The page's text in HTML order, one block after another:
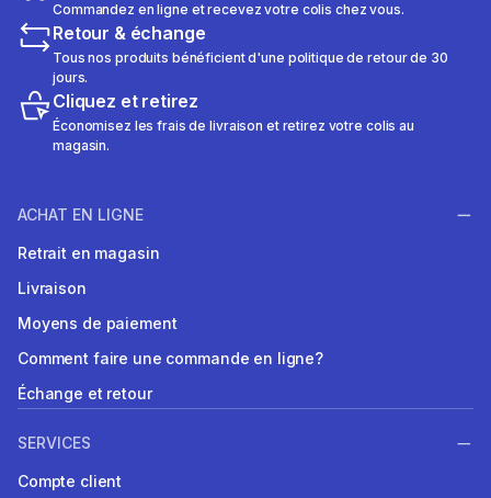
Commandez en ligne et recevez votre colis chez vous.
Retour & échange
Tous nos produits bénéficient d'une politique de retour de 30
jours.
Cliquez et retirez
Économisez les frais de livraison et retirez votre colis au
magasin.
ACHAT EN LIGNE
Retrait en magasin
Livraison
Moyens de paiement
Comment faire une commande en ligne?
Échange et retour
SERVICES
Compte client